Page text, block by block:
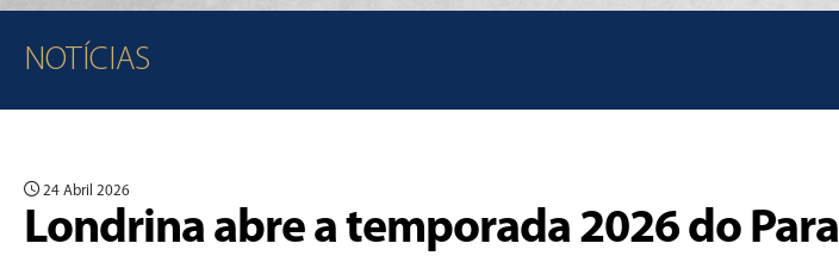
NOTÍCIAS
24 Abril 2026
Londrina abre a temporada 2026 do